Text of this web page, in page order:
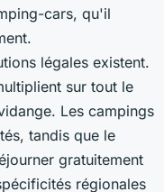
cars, qu'il
légales existent.
sur tout le
Les campings
tandis que le
gratuitement
régionales